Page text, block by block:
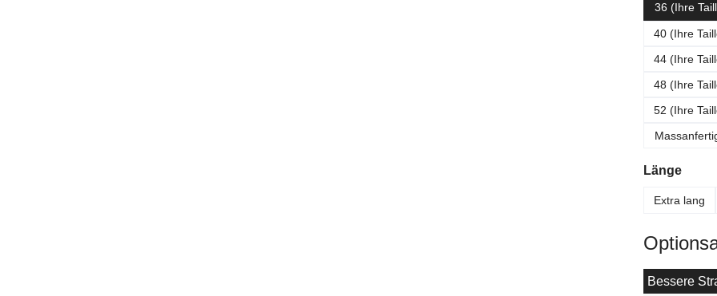
36 (Ihre
40 (Ihre
44 (Ihre
48 (Ihre
52 (Ihre
Länge
Extra lang
Bessere